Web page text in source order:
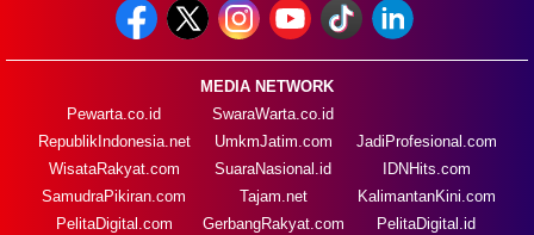
MEDIA NETWORK
Pewarta.co.id
RepublikIndonesia.net
WisataRakyat.com
SamudraPikiran.com
PelitaDigital.com
SwaraWarta.co.id
UmkmJatim.com
SuaraNasional.id
Tajam.net
GerbangRakyat.com
JadiProfesional.com
IDNHits.com
KalimantanKini.com
PelitaDigital.id